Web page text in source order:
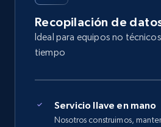
Recopilación de
Ideal para equipos no
tiempo
Servicio llave en mano
Nosotros construimos,